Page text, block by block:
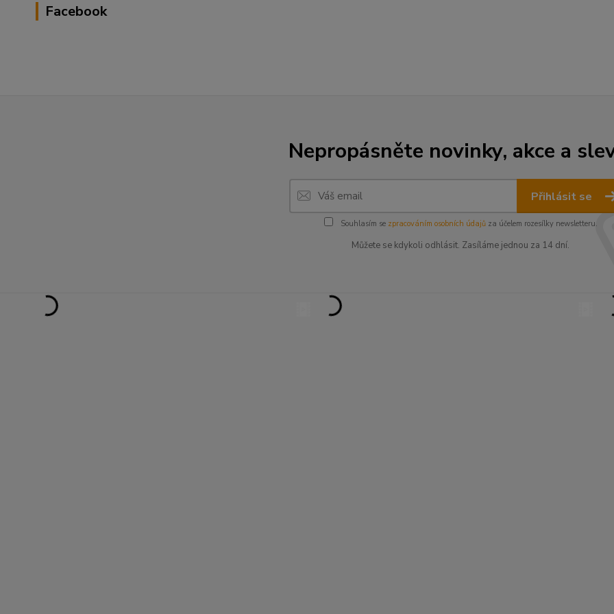
Facebook
Nepropásněte novinky, akce a
Přihlásit se
Souhlasím se zpracováním osobních údajůza účelem rozesílky newsletteru.
Můžete se kdykoli odhlásit. Zasíláme jednou za 14 dní.